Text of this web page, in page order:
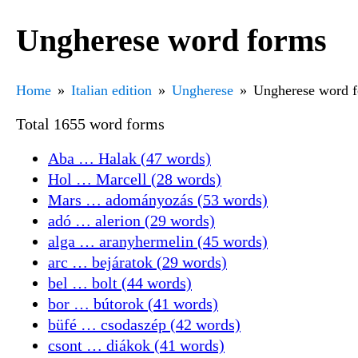
Ungherese word forms
Home Italian edition Ungherese Ungherese word
Total 1655 word forms
Aba … Halak (47 words)
Hol … Marcell (28 words)
Mars … adományozás (53 words)
adó … alerion (29 words)
alga … aranyhermelin (45 words)
arc … bejáratok (29 words)
bel … bolt (44 words)
bor … bútorok (41 words)
büfé … csodaszép (42 words)
csont … diákok (41 words)